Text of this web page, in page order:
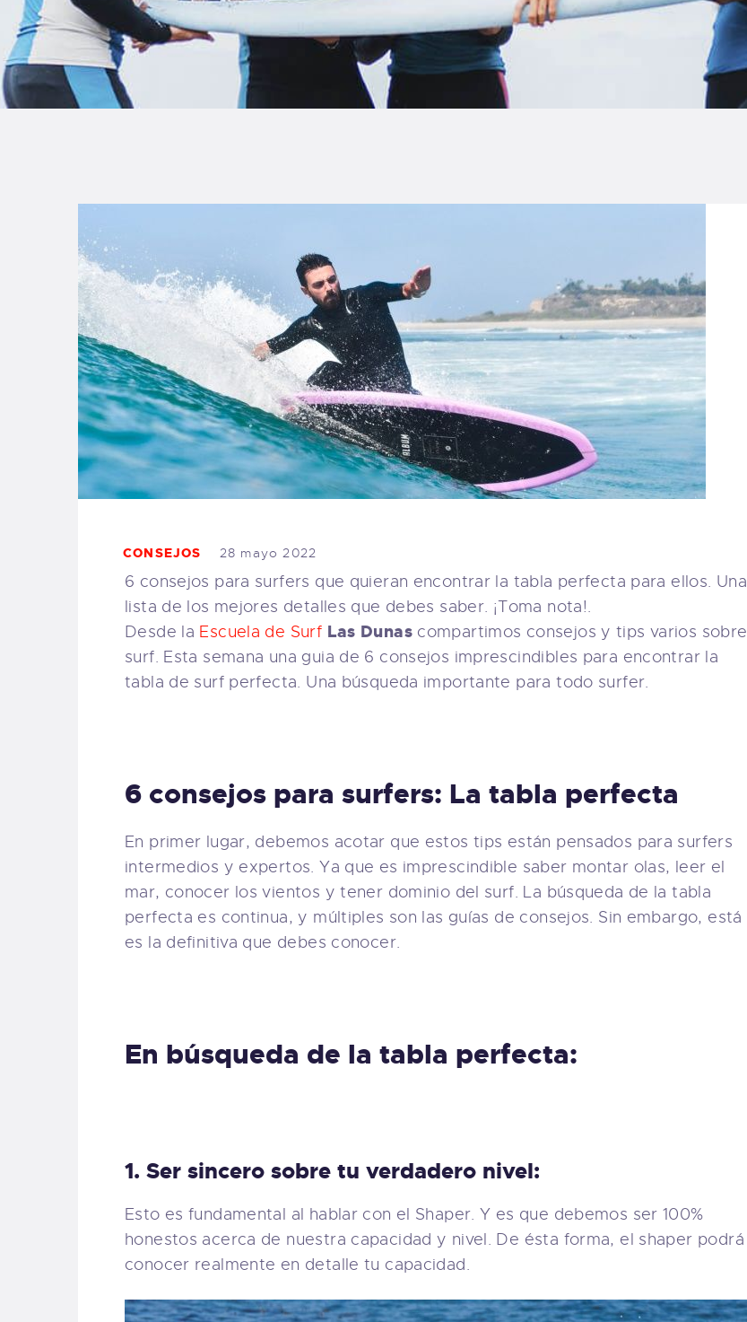
BLOG
FAQ
SURFERS
WEBCAM SALINAS
PEDIDOS
CONSEJOS 28 mayo 2022
6 consejos para surfers que quieran encontrar la tabla perfecta para ellos. Una
lista de los mejores detalles que debes saber. ¡Toma nota!.
Desde la Escuela de Surf Las Dunascompartimos consejos y tips varios sobre
surf. Esta semana una guia de 6 consejos imprescindibles para encontrar la
tabla de surf perfecta. Una búsqueda importante para todo surfer.
6 consejos para surfers: La tabla perfecta
En primer lugar, debemos acotar que estos tips están pensados para surfers
intermedios y expertos. Ya que es imprescindible saber montar olas, leer el
mar, conocer los vientos y tener dominio del surf. La búsqueda de la tabla
perfecta es continua, y múltiples son las guías de consejos. Sin embargo, está
es la definitiva que debes conocer.
En búsqueda de la tabla perfecta:
1. Ser sincero sobre tu verdadero nivel:
Esto es fundamental al hablar con el Shaper. Y es que debemos ser 100%
honestos acerca de nuestra capacidad y nivel. De ésta forma, el shaper podrá
conocer realmente en detalle tu capacidad.